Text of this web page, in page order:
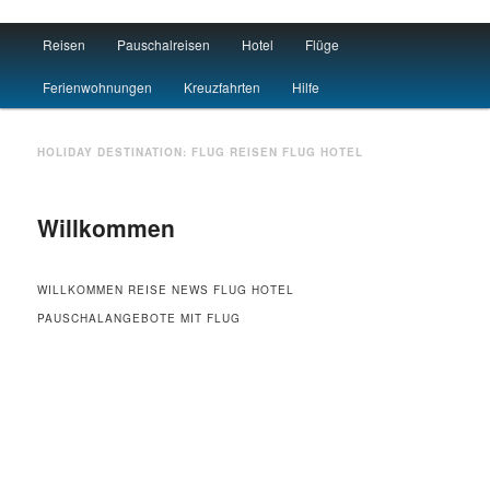
Travel : De
Skip to primary content
Skip to secondary content
Reisen Pauschalreisen Hotel Flüge
Ferienwohnungen Kreuzfahrten Hilfe
HOLIDAY DESTINATION: FLUG REISEN FLUG HOTEL
Willkommen
WILLKOMMEN REISE NEWS FLUG HOTEL
PAUSCHALANGEBOTE MIT FLUG